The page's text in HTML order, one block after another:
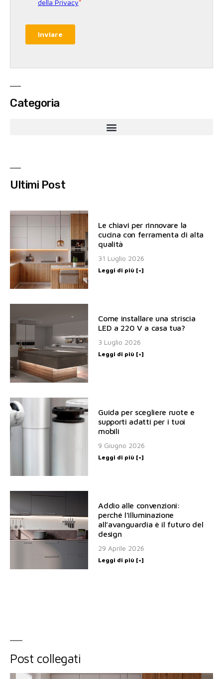
Categoria
Ultimi Post
Le chiavi per rinnovare la
cucina con ferramenta di alta
qualità
31 Luglio 2026
Leggi di più [+]
Come installare una striscia
LED a 220 V a casa tua?
3 Luglio 2026
Leggi di più [+]
Guida per scegliere ruote e
supporti adatti per i tuoi
mobili
9 Giugno 2026
Leggi di più [+]
Addio alle convenzioni:
perché l’illuminazione
all’avanguardia è il futuro del
design
29 Aprile 2026
Leggi di più [+]
Post collegati